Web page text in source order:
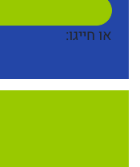
או חייגו: